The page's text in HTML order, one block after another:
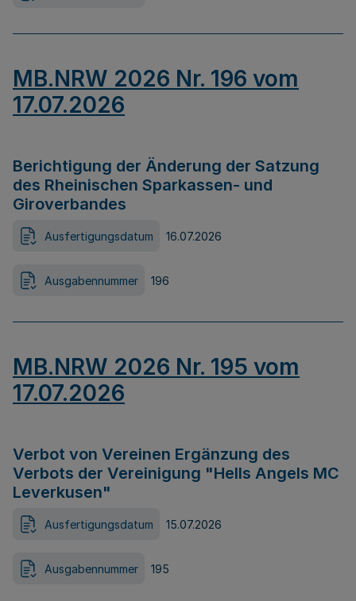
MB.NRW 2026 Nr. 196 vom
17.07.2026
Berichtigung der Änderung der Satzung
des Rheinischen Sparkassen- und
Giroverbandes
Ausfertigungsdatum 16.07.2026
Ausgabennummer 196
MB.NRW 2026 Nr. 195 vom
17.07.2026
Verbot von Vereinen Ergänzung des
Verbots der Vereinigung "Hells Angels MC
Leverkusen"
Ausfertigungsdatum 15.07.2026
Ausgabennummer 195